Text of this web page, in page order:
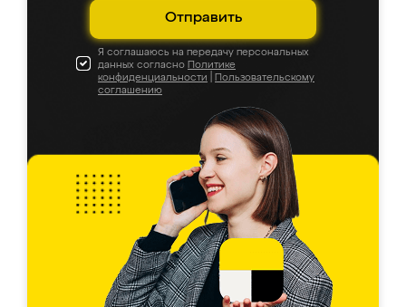
Отправить
Я соглашаюсь на передачу персональных
данных согласно Политике
конфиденциальности
Пользовательскому
соглашению